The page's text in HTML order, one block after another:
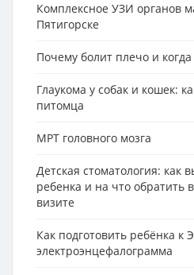
Комплексное УЗИ органов
Пятигорске
Почему болит плечо и
Глаукома у собак и кошек:
питомца
МРТ головного мозга
Детская стоматология: как
ребенка и на что
визите
Как подготовить ребёнка к
электроэнцефалограмма